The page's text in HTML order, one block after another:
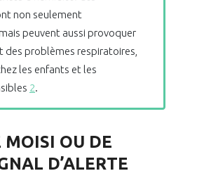
non seulement
peuvent aussi provoquer
des problèmes respiratoires,
les enfants et les
2.
MOISI OU DE
D’ALERTE